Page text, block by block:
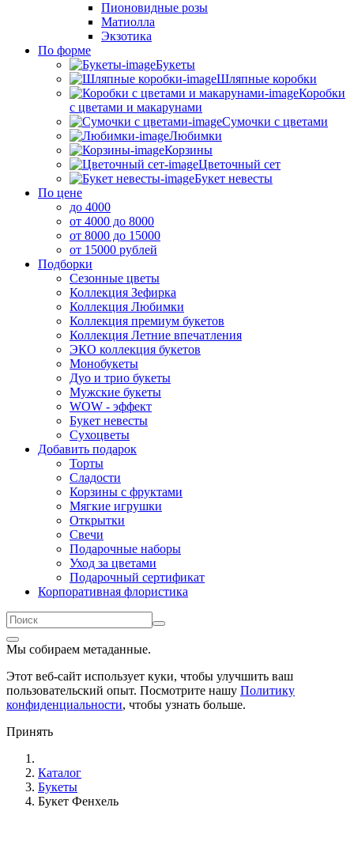
Пионовидные розы
Матиолла
Экзотика
По форме
Букеты
Шляпные коробки
Коробки
с цветами и макарунами
Сумочки с цветами
Любимки
Корзины
Цветочный сет
Букет невесты
По цене
до 4000
от 4000 до 8000
от 8000 до 15000
от 15000 рублей
Подборки
Сезонные цветы
Коллекция Зефирка
Коллекция Любимки
Коллекция премиум букетов
Коллекция Летние впечатления
ЭКО коллекция букетов
Монобукеты
Дуо и трио букеты
Мужские букеты
WOW - эффект
Букет невесты
Сухоцветы
Добавить подарок
Торты
Сладости
Корзины с фруктами
Мягкие игрушки
Открытки
Свечи
Подарочные наборы
Уход за цветами
Подарочный сертификат
Корпоративная флористика
Мы собираем метаданные.
Этот веб-сайт использует куки, чтобы улучшить ваш
пользовательский опыт. Посмотрите нашу Политику
конфиденциальности, чтобы узнать больше.
Принять
Каталог
Букеты
Букет Фенхель